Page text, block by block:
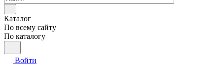
Каталог
По всему сайту
По каталогу
Войти